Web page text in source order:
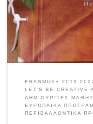
Exploring plants in the
ERASMUS+ 2019-
LET'S BE CREATIVE
ΔΗΜΙΟΥΡΓΊΕΣ
ΕΥΡΩΠΑΪΚΆ
ΠΕΡΙΒΑΛΛΟΝΤΙΚΆ